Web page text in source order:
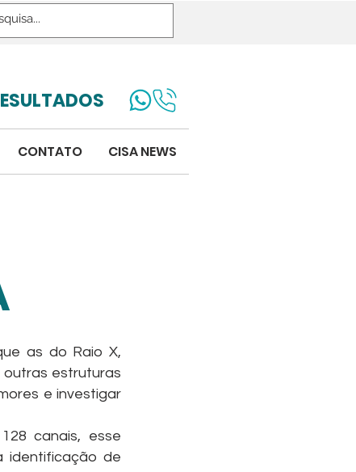
CONTATO CISA NEWS
as do Raio X,
estruturas
e investigar
canais, esse
identificação de